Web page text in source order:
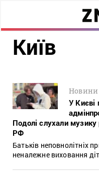
Київ
Новини
У Києві
Подолі слухали музику
РФ
Батьків неповнолітніх
неналежне виховання